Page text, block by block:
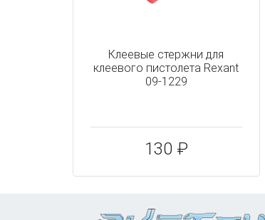
Клеевые стержни для
клеевого пистолета Rexant
09-1229
130 ₽